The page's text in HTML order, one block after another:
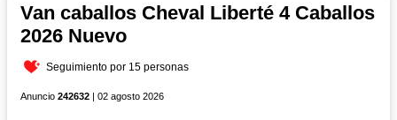
Van caballos Cheval Liberté 4 Caballos
2026 Nuevo
Seguimiento por 15 personas
Anuncio 242632 | 02 agosto 2026